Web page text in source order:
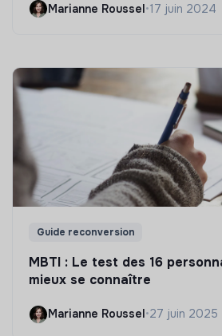
Marianne Roussel•17 juin 2024
Guide reconversion
MBTI : Le test des 16
mieux se connaître
Marianne Roussel •27 juin 2025